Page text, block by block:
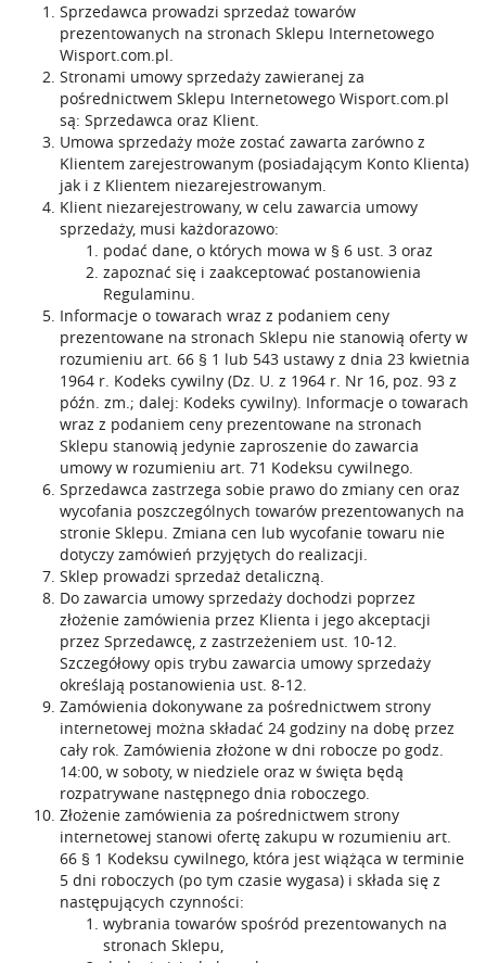
Sprzedawca prowadzi sprzedaż towarów
prezentowanych na stronach Sklepu Internetowego
Wisport.com.pl.
Stronami umowy sprzedaży zawieranej za
pośrednictwem Sklepu Internetowego Wisport.com.pl
są: Sprzedawca oraz Klient.
Umowa sprzedaży może zostać zawarta zarówno z
Klientem zarejestrowanym (posiadającym Konto Klienta)
jak i z Klientem niezarejestrowanym.
Klient niezarejestrowany, w celu zawarcia umowy
sprzedaży, musi każdorazowo:
podać dane, o których mowa w § 6 ust. 3 oraz
zapoznać się i zaakceptować postanowienia
Regulaminu.
Informacje o towarach wraz z podaniem ceny
prezentowane na stronach Sklepu nie stanowią oferty w
rozumieniu art. 66 § 1 lub 543 ustawy z dnia 23 kwietnia
1964 r. Kodeks cywilny (Dz. U. z 1964 r. Nr 16, poz. 93 z
późn. zm.; dalej: Kodeks cywilny). Informacje o towarach
wraz z podaniem ceny prezentowane na stronach
Sklepu stanowią jedynie zaproszenie do zawarcia
umowy w rozumieniu art. 71 Kodeksu cywilnego.
Sprzedawca zastrzega sobie prawo do zmiany cen oraz
wycofania poszczególnych towarów prezentowanych na
stronie Sklepu. Zmiana cen lub wycofanie towaru nie
dotyczy zamówień przyjętych do realizacji.
Sklep prowadzi sprzedaż detaliczną.
Do zawarcia umowy sprzedaży dochodzi poprzez
złożenie zamówienia przez Klienta i jego akceptacji
przez Sprzedawcę, z zastrzeżeniem ust. 10-12.
Szczegółowy opis trybu zawarcia umowy sprzedaży
określają postanowienia ust. 8-12.
Zamówienia dokonywane za pośrednictwem strony
internetowej można składać 24 godziny na dobę przez
cały rok. Zamówienia złożone w dni robocze po godz.
14:00, w soboty, w niedziele oraz w święta będą
rozpatrywane następnego dnia roboczego.
Złożenie zamówienia za pośrednictwem strony
internetowej stanowi ofertę zakupu w rozumieniu art.
66 § 1 Kodeksu cywilnego, która jest wiążąca w terminie
5 dni roboczych (po tym czasie wygasa) i składa się z
następujących czynności:
wybrania towarów spośród prezentowanych na
stronach Sklepu,